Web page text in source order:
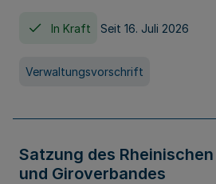
In Kraft Seit 16. Juli 2026
Verwaltungsvorschrift
Satzung des
und Giroverbandes